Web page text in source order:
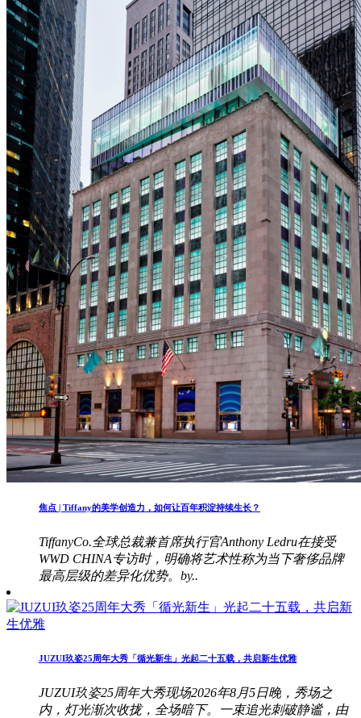
焦点 | Tiffany的美学创造力，如何让百年积淀持续生长？
TiffanyCo.全球总裁兼首席执行官Anthony Ledru在接受
WWD CHINA专访时，明确将艺术性称为当下奢侈品牌
最高层级的差异化优势。by..
JUZUI玖姿25周年大秀「循光新生」光起二十五载，共启新生优雅
JUZUI玖姿25周年大秀现场2026年8月5日晚，秀场之
内，灯光渐次收拢，全场暗下。一束追光刺破静谧，由